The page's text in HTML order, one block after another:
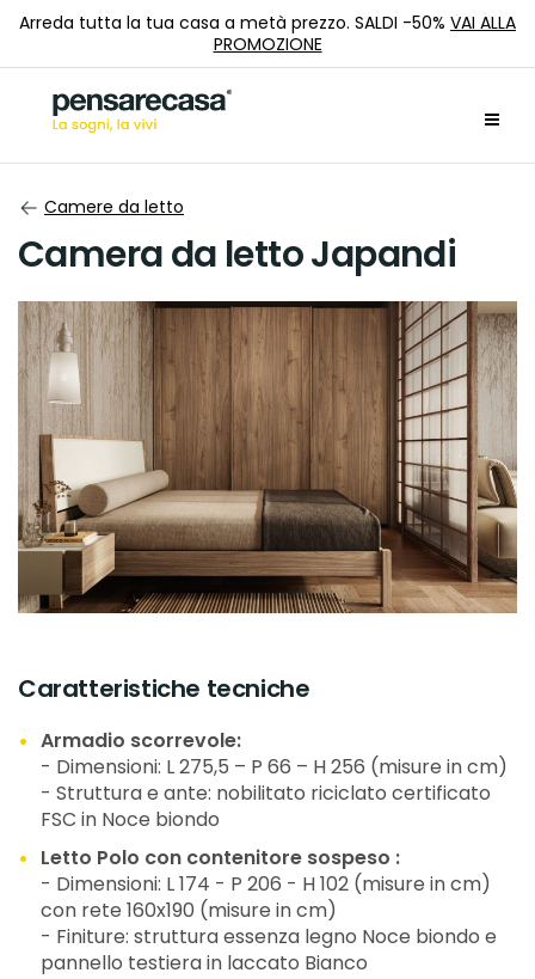
Arreda tutta la tua casa a metà prezzo. SALDI -50% VAI ALLA
PROMOZIONE
Camere da letto
Camera da letto Japandi
Caratteristiche tecniche
Armadio scorrevole:
- Dimensioni: L 275,5 – P 66 – H 256 (misure in cm)
- Struttura e ante: nobilitato riciclato certificato
FSC in Noce biondo
Letto Polo con contenitore sospeso :
- Dimensioni: L 174 - P 206 - H 102 (misure in cm)
con rete 160x190 (misure in cm)
- Finiture: struttura essenza legno Noce biondo e
pannello testiera in laccato Bianco